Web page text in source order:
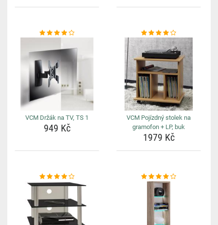
VCM Držák na TV, TS 1
949 Kč
VCM Pojízdný stolek na
gramofon + LP, buk
1979 Kč